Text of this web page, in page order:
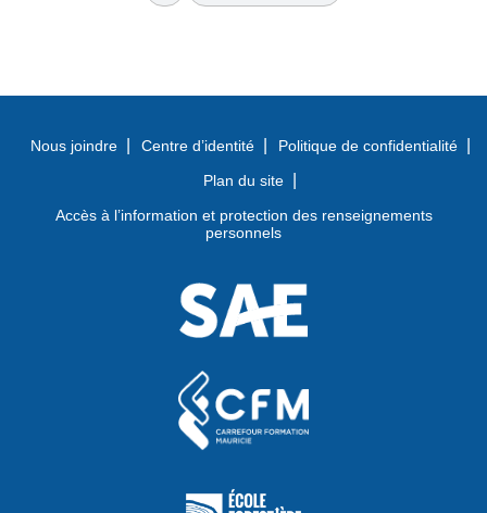
Nous joindre Centre d’identité
Politique de confidentialité
Plan du site
Accès à l’information et protection des renseignements
personnels